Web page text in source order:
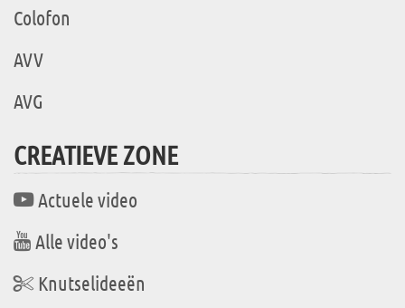
Colofon
AVV
AVG
CREATIEVE ZONE
Actuele video
Alle video's
Knutselideeën